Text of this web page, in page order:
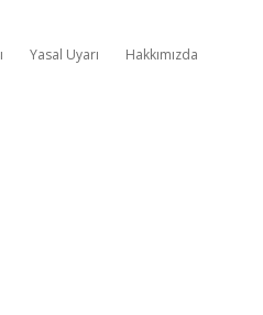
Yasal Uyarı Hakkımızda